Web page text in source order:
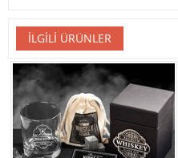
İLGILI ÜRÜNLER